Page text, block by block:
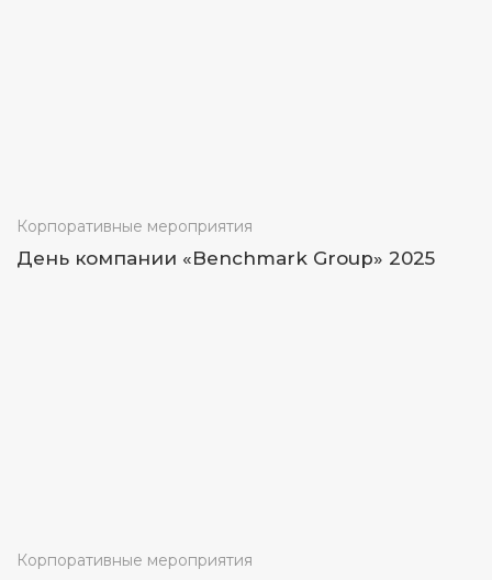
Корпоративные мероприятия
День компании «Benchmark Group» 2025
Корпоративные мероприятия